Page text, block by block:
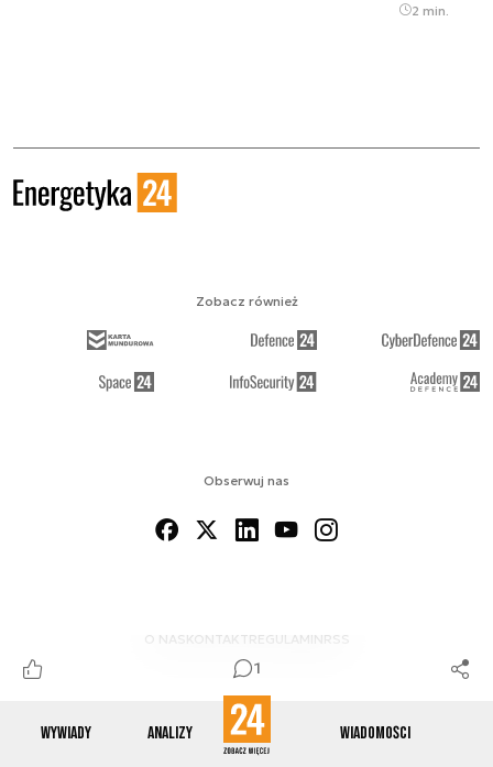
Wywiady Analizy Wiadomości
1
2 min.
Obserwuj nas
O NAS KONTAKTREGULAMINRSS
Zobacz również
© 2012-2026 ENERGETYKA24